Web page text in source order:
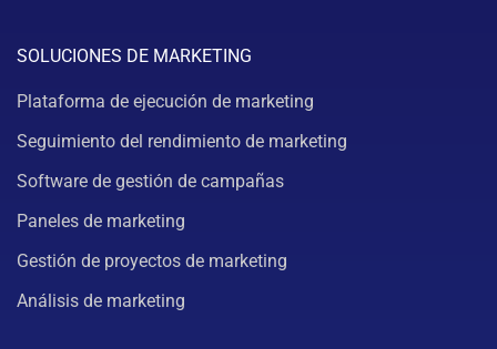
SOLUCIONES DE MARKETING
Plataforma de ejecución de marketing
Seguimiento del rendimiento de marketing
Software de gestión de campañas
Paneles de marketing
Gestión de proyectos de marketing
Análisis de marketing